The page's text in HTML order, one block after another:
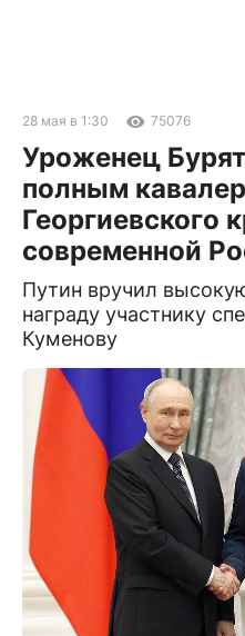
28 мая в 1:30 75076
Уроженец
полным
Георгиевского
современной
Путин вручил
награду участнику
Куменову